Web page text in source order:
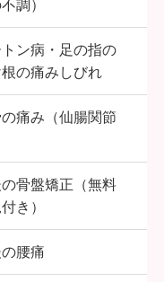
調）
ン病・足の指の
の痛みしびれ
痛み（仙腸関節
骨盤矯正（無料
き）
腰痛